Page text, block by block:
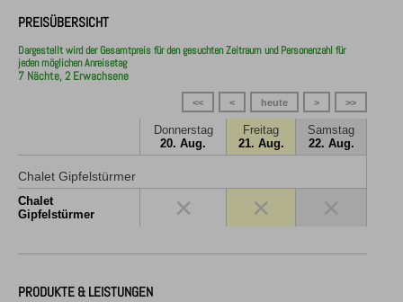
PREISÜBERSICHT
Dargestellt wird der Gesamtpreis für den gesuchten Zeitraum und Personenzahl für
jeden möglichen Anreisetag
7 Nächte, 2 Erwachsene
>>
>
heute
<
<<
Donnerstag
20. Aug.
Freitag
21. Aug.
Samstag
22. Aug.
Chalet Gipfelstürmer
Chalet
Gipfelstürmer
× ×
PRODUKTE & LEISTUNGEN